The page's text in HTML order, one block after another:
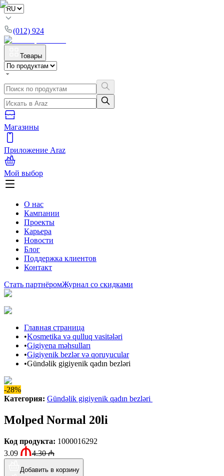
(012) 924
Товары
Магазины
Приложение Araz
Мой выбор
О нас
Кампании
Проекты
Карьера
Новости
Блог
Поддержка клиентов
Контакт
Стать партнёромЖурнал со скидками
Главная страница
•Kosmetika və qulluq vasitələri
•Gigiyena məhsulları
•Gigiyenik bezlər və qoruyucular
•Gündəlik gigiyenik qadın bezləri
-28%
Категория: Gündəlik gigiyenik qadın bezləri
Molped Normal 20li
Код продукта: 1000016292
3.09
4.30₼
Добавить в корзину